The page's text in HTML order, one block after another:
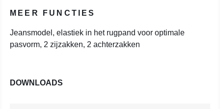
MEER FUNCTIES
Jeansmodel, elastiek in het rugpand voor optimale
pasvorm, 2 zijzakken, 2 achterzakken
DOWNLOADS